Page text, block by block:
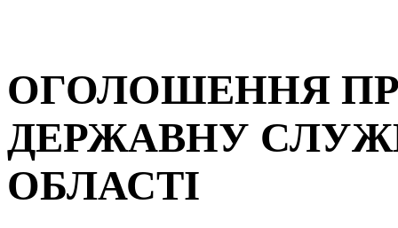
ОГОЛОШЕННЯ
ДЕРЖАВНУ
ОБЛАСТІ